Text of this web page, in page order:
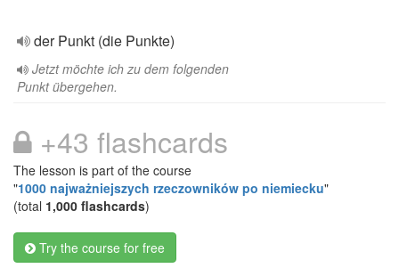
der Punkt (die Punkte)
Jetzt möchte ich zu dem folgenden
Punkt übergehen.
+43 flashcards
The lesson is part of the course
"1000 najważniejszych rzeczowników po niemiecku"
(total 1,000 flashcards)
Try the course for free